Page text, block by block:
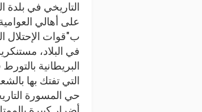
التاريخي في بلدة
على أهالي
ب"قوات الإحتلال
في البلاد،
البريطانية
التي تفتك بها
حي المسورة